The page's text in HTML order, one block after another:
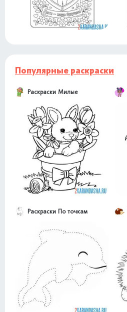
Популярные раскраски
Раскраски Милые
Раскраски По точкам